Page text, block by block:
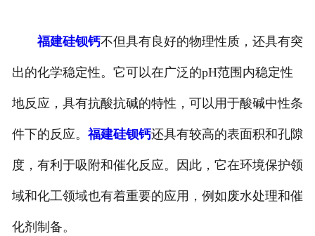
福建硅钡钙不但具有良好的物理性质，还具有突
出的化学稳定性。它可以在广泛的pH范围内稳定性
地反应，具有抗酸抗碱的特性，可以用于酸碱中性条
件下的反应。 福建硅钡钙还具有较高的表面积和孔隙
度，有利于吸附和催化反应。因此，它在环境保护领
域和化工领域也有着重要的应用，例如废水处理和催
化剂制备。